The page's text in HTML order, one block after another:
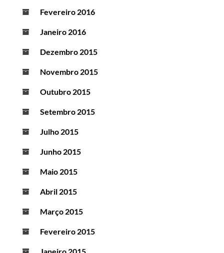
Fevereiro 2016
Janeiro 2016
Dezembro 2015
Novembro 2015
Outubro 2015
Setembro 2015
Julho 2015
Junho 2015
Maio 2015
Abril 2015
Março 2015
Fevereiro 2015